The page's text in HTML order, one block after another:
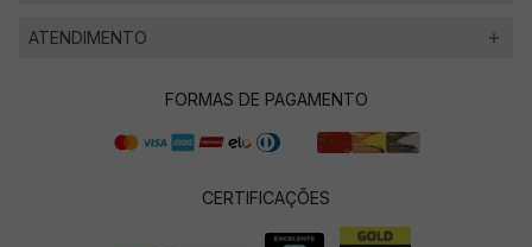
ATENDIMENTO
FORMAS DE PAGAMENTO
CERTIFICAÇÕES